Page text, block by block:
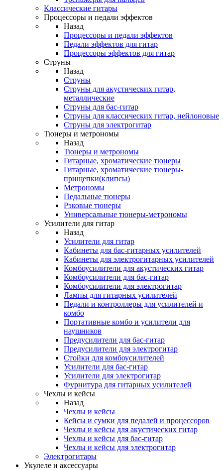
Классические гитары
Процессоры и педали эффектов
Назад
Процессоры и педали эффектов
Педали эффектов для гитар
Процессоры эффектов для гитар
Струны
Назад
Струны
Струны для акустических гитар,
металлические
Струны для бас-гитар
Струны для классических гитар, нейлоновые
Струны для электрогитар
Тюнеры и метрономы
Назад
Тюнеры и метрономы
Гитарные, хроматические тюнеры
Гитарные, хроматические тюнеры-
прищепки(клипсы)
Метрономы
Педальные тюнеры
Рэковые тюнеры
Универсальные тюнеры-метрономы
Усилители для гитар
Назад
Усилители для гитар
Кабинеты для бас-гитарных усилителей
Кабинеты для электрогитарных усилителей
Комбоусилители для акустических гитар
Комбоусилители для бас-гитар
Комбоусилители для электрогитар
Лампы для гитарных усилителей
Педали и контроллеры для усилителей и
комбо
Портативные комбо и усилители для
наушников
Предусилители для бас-гитар
Предусилители для электрогитар
Стойки для комбоусилителей
Усилители для бас-гитар
Усилители для электрогитар
Фурнитура для гитарных усилителей
Чехлы и кейсы
Назад
Чехлы и кейсы
Кейсы и сумки для педалей и процессоров
Чехлы и кейсы для акустических гитар
Чехлы и кейсы для бас-гитар
Чехлы и кейсы для электрогитар
Электрогитары
Укулеле и аксессуары